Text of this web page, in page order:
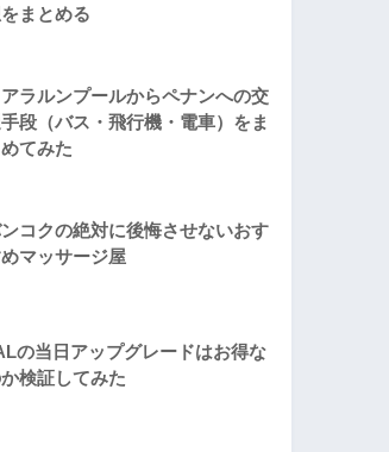
まとめる
ラルンプールからペナンへの交
段（バス・飛行機・電車）をま
てみた
コクの絶対に後悔させないおす
マッサージ屋
の当日アップグレードはお得な
検証してみた